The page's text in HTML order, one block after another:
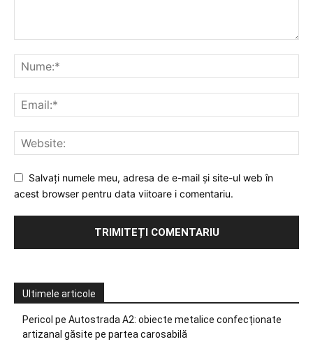
Salvați numele meu, adresa de e-mail și site-ul web în
acest browser pentru data viitoare i comentariu.
Ultimele articole
Pericol pe Autostrada A2: obiecte metalice confecționate
artizanal găsite pe partea carosabilă